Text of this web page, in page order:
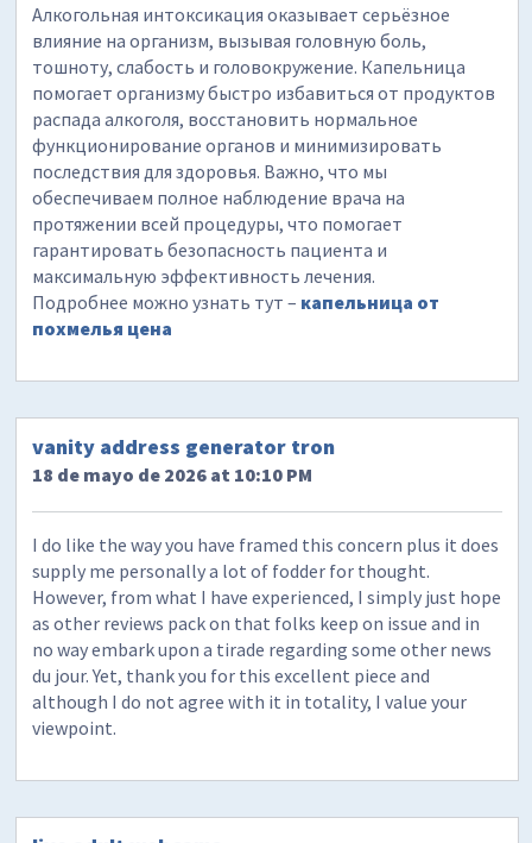
Алкогольная интоксикация оказывает серьёзное
влияние на организм, вызывая головную боль,
тошноту, слабость и головокружение. Капельница
помогает организму быстро избавиться от продуктов
распада алкоголя, восстановить нормальное
функционирование органов и минимизировать
последствия для здоровья. Важно, что мы
обеспечиваем полное наблюдение врача на
протяжении всей процедуры, что помогает
гарантировать безопасность пациента и
максимальную эффективность лечения.
Подробнее можно узнать тут – капельница от
похмелья цена
vanity address generator tron
18 de mayo de 2026 at 10:10 PM
I do like the way you have framed this concern plus it does
supply me personally a lot of fodder for thought.
However, from what I have experienced, I simply just hope
as other reviews pack on that folks keep on issue and in
no way embark upon a tirade regarding some other news
du jour. Yet, thank you for this excellent piece and
although I do not agree with it in totality, I value your
viewpoint.